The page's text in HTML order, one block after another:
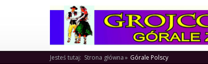
Jesteś tutaj: Strona główna Górale Polscy